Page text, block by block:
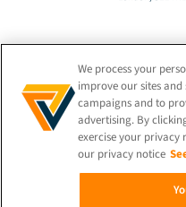
DE
BLEIBEN
We process your
improve our sites
campaigns and to
advertising. By
exercise your privacy
our privacy notice